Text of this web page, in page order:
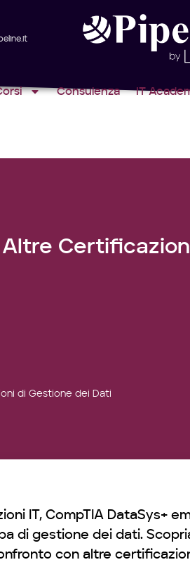
Consulenza IT
Altre
di Gestione dei Dati
IT, CompTIA DataSys+
di gestione dei dati.
con altre